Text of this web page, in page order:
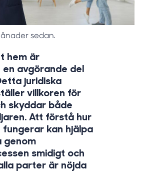
sedan.
hem är
avgörande del
juridiska
villkoren för
skyddar både
Att förstå hur
kan hjälpa
genom
smidigt och
parter är nöjda